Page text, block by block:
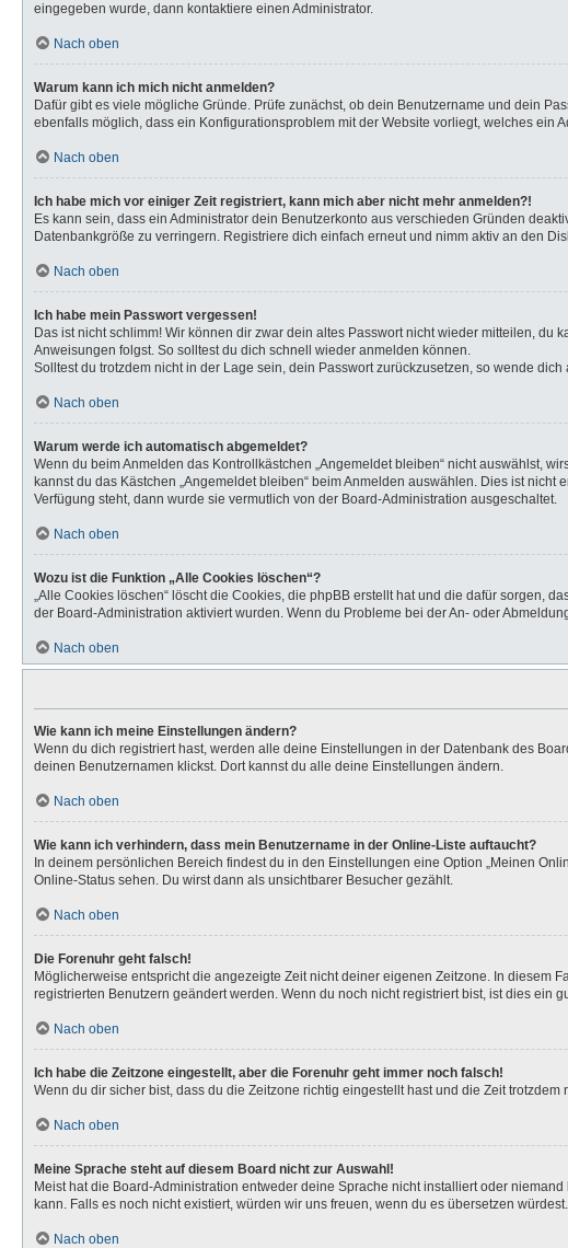
eingegeben wurde, dann kontaktiere einen Administrator.
Nach oben
Warum kann ich mich nicht anmelden?
Dafür gibt es viele mögliche Gründe. Prüfe zunächst, ob dein Benutzername und dein
ebenfalls möglich, dass ein Konfigurationsproblem mit der Website vorliegt, welches ein
Nach oben
Ich habe mich vor einiger Zeit registriert, kann mich aber nicht mehr anmelden?!
Es kann sein, dass ein Administrator dein Benutzerkonto aus verschieden Gründen
Datenbankgröße zu verringern. Registriere dich einfach erneut und nimm aktiv an den
Nach oben
Ich habe mein Passwort vergessen!
Das ist nicht schlimm! Wir können dir zwar dein altes Passwort nicht wieder mitteilen, du
Anweisungen folgst. So solltest du dich schnell wieder anmelden können.
Solltest du trotzdem nicht in der Lage sein, dein Passwort zurückzusetzen, so wende
Nach oben
Warum werde ich automatisch abgemeldet?
Wenn du beim Anmelden das Kontrollkästchen „Angemeldet bleiben“ nicht auswählst,
kannst du das Kästchen „Angemeldet bleiben“ beim Anmelden auswählen. Dies ist
Verfügung steht, dann wurde sie vermutlich von der Board-Administration ausgeschaltet.
Nach oben
Wozu ist die Funktion „Alle Cookies löschen“?
„Alle Cookies löschen“ löscht die Cookies, die phpBB erstellt hat und die dafür sorgen,
der Board-Administration aktiviert wurden. Wenn du Probleme bei der An- oder
Nach oben
Wie kann ich meine Einstellungen ändern?
Wenn du dich registriert hast, werden alle deine Einstellungen in der Datenbank des
deinen Benutzernamen klickst. Dort kannst du alle deine Einstellungen ändern.
Nach oben
Wie kann ich verhindern, dass mein Benutzername in der Online-Liste auftaucht?
In deinem persönlichen Bereich findest du in den Einstellungen eine Option „Meinen
Online-Status sehen. Du wirst dann als unsichtbarer Besucher gezählt.
Nach oben
Die Forenuhr geht falsch!
Möglicherweise entspricht die angezeigte Zeit nicht deiner eigenen Zeitzone. In diesem
registrierten Benutzern geändert werden. Wenn du noch nicht registriert bist, ist dies ein
Nach oben
Ich habe die Zeitzone eingestellt, aber die Forenuhr geht immer noch falsch!
Wenn du dir sicher bist, dass du die Zeitzone richtig eingestellt hast und die Zeit
Nach oben
Meine Sprache steht auf diesem Board nicht zur Auswahl!
Meist hat die Board-Administration entweder deine Sprache nicht installiert oder
kann. Falls es noch nicht existiert, würden wir uns freuen, wenn du es übersetzen
Nach oben